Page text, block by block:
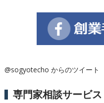
@sogyotecho からのツイート
専門家相談サービス